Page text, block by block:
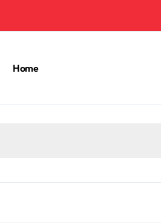
Home